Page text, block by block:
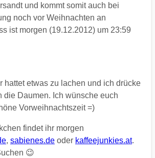
und kommt somit auch bei
noch vor Weihnachten an
ist morgen (19.12.2012) um 23:59
hattet etwas zu lachen und ich drücke
die Daumen. Ich wünsche euch
Vorweihnachtszeit =)
findet ihr morgen
, sabienes.de oder kaffeejunkies.at.
😉